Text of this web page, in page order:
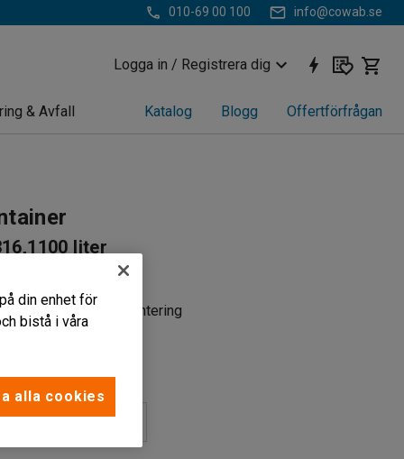
010-69 00 100 info@cowab.se
Logga in / Registrera dig
& Avfall Katalog Blogg Offertförfrågan
liter
avfalls- & materialhantering
din enhet för
bistå i våra
alla cookies